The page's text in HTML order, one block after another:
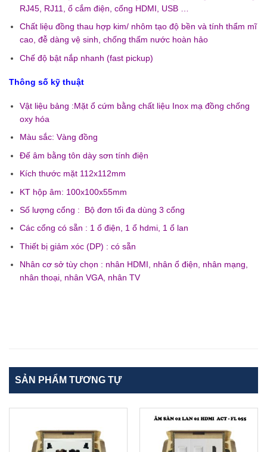
RJ45, RJ11, ổ cắm điện, cổng HDMI, USB …
Chất liệu đồng thau hợp kim/ nhôm tạo độ bền và tính thẩm mĩ
cao, đễ dàng vệ sinh, chống thấm nước hoàn hảo
Chế độ bật nắp nhanh (fast pickup)
Thông số kỹ thuật
Vật liệu bảng :Mặt ổ cứm bằng chất liệu Inox mạ đồng chống
oxy hóa
Màu sắc: Vàng đồng
Đế âm bằng tôn dày sơn tính điện
Kích thước mặt 112x112mm
KT hộp âm: 100x100x55mm
Số lượng cổng : Bộ đơn tối đa dùng 3 cổng
Các cổng có sẵn : 1 ổ điện, 1 ổ hdmi, 1 ổ lan
Thiết bị giảm xóc (DP) : có sẵn
Nhân cơ sở tùy chọn : nhân HDMI, nhân ổ điện, nhân mạng,
nhân thoại, nhân VGA, nhân TV
SẢN PHẨM TƯƠNG TỰ